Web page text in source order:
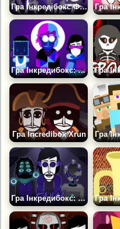
Гра Інкредібокс Фіолет Колорбокс
Гра Інкредибокс: Спрунки Круті Хлопці
Гра Incredibox Xrun
Гра Інкредибокс: Заздрість — Сінбокс 1